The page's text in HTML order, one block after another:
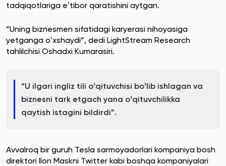
tadqiqotlariga eʼtibor qaratishini aytgan.
“Uning biznesmen sifatidagi karyerasi nihoyasiga
yetganga oʻxshaydi”, dedi LightStream Research
tahlilchisi Oshadxi Kumarasiri.
“U ilgari ingliz tili oʻqituvchisi boʻlib ishlagan va
biznesni tark etgach yana oʻqituvchilikka
qaytish istagini bildirdi”.
Avvalroq bir guruh Tesla sarmoyadorlari kompaniya bosh
direktori Ilon Maskni Twitter kabi boshqa kompaniyalari